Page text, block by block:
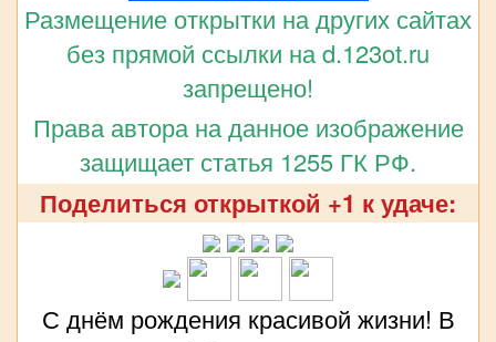
Размещение открытки на других сайтах
без прямой ссылки на d.123ot.ru
запрещено!
Права автора на данное изображение
защищает статья 1255 ГК РФ.
Поделиться открыткой +1 к удаче:
С днём рождения красивой жизни! В